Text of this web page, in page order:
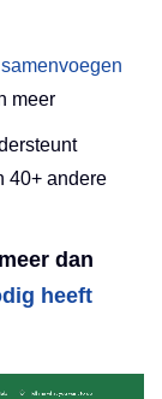
meer
40+ andere
dan
heeft